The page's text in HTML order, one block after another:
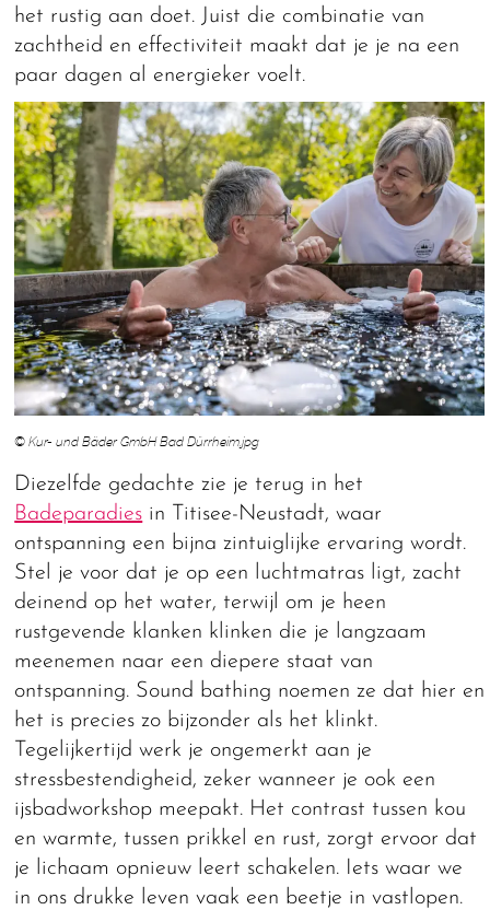
het rustig aan doet. Juist die combinatie van
zachtheid en effectiviteit maakt dat je je na een
paar dagen al energieker voelt.
© Kur- und Bäder GmbH Bad Dürrheim.jpg
Diezelfde gedachte zie je terug in het
Badeparadies in Titisee-Neustadt, waar
ontspanning een bijna zintuiglijke ervaring wordt.
Stel je voor dat je op een luchtmatras ligt, zacht
deinend op het water, terwijl om je heen
rustgevende klanken klinken die je langzaam
meenemen naar een diepere staat van
ontspanning. Sound bathing noemen ze dat hier en
het is precies zo bijzonder als het klinkt.
Tegelijkertijd werk je ongemerkt aan je
stressbestendigheid, zeker wanneer je ook een
ijsbadworkshop meepakt. Het contrast tussen kou
en warmte, tussen prikkel en rust, zorgt ervoor dat
je lichaam opnieuw leert schakelen. Iets waar we
in ons drukke leven vaak een beetje in vastlopen.